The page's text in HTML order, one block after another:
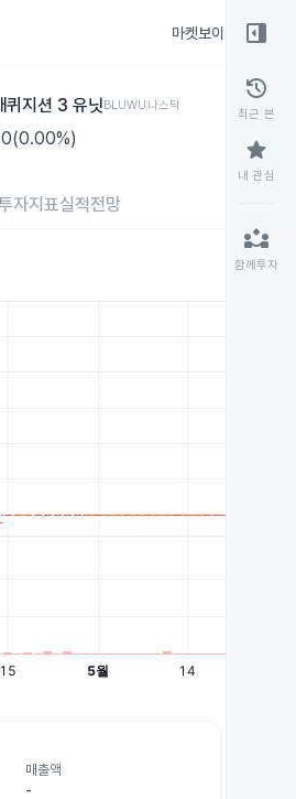
마켓보이스
퀴지션 3 유닛BLUWU나스닥
자지표실적전망
매출액
-
right_panel_open
history
최근 본
star
내 관심
partner_exchange
함께투자